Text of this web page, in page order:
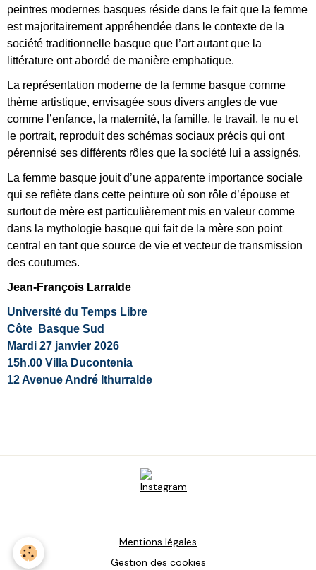
peintres modernes basques réside dans le fait que la femme
est majoritairement appréhendée dans le contexte de la
société traditionnelle basque que l’art autant que la
littérature ont abordé de manière emphatique.
La représentation moderne de la femme basque comme
thème artistique, envisagée sous divers angles de vue
comme l’enfance, la maternité, la famille, le travail, le nu et
le portrait, reproduit des schémas sociaux précis qui ont
pérennisé ses différents rôles que la société lui a assignés.
La femme basque jouit d’une apparente importance sociale
qui se reflète dans cette peinture où son rôle d’épouse et
surtout de mère est particulièrement mis en valeur comme
dans la mythologie basque qui fait de la mère son point
central en tant que source de vie et vecteur de transmission
des coutumes.
Jean-François Larralde
Université du Temps Libre
Côte Basque Sud
Mardi 27 janvier 2026
15h.00 Villa Ducontenia
12 Avenue André Ithurralde
Mentions légales
Gestion des cookies